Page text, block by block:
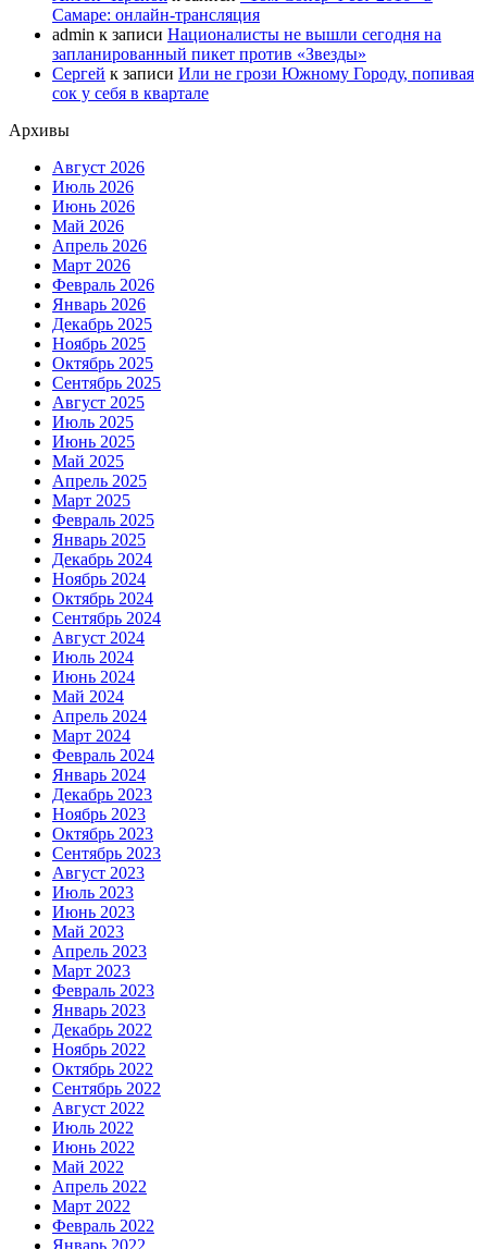
Самаре: онлайн-трансляция
admin к записи Националисты не вышли сегодня на
запланированный пикет против «Звезды»
Сергей к записи Или не грози Южному Городу, попивая
сок у себя в квартале
Архивы
Август 2026
Июль 2026
Июнь 2026
Май 2026
Апрель 2026
Март 2026
Февраль 2026
Январь 2026
Декабрь 2025
Ноябрь 2025
Октябрь 2025
Сентябрь 2025
Август 2025
Июль 2025
Июнь 2025
Май 2025
Апрель 2025
Март 2025
Февраль 2025
Январь 2025
Декабрь 2024
Ноябрь 2024
Октябрь 2024
Сентябрь 2024
Август 2024
Июль 2024
Июнь 2024
Май 2024
Апрель 2024
Март 2024
Февраль 2024
Январь 2024
Декабрь 2023
Ноябрь 2023
Октябрь 2023
Сентябрь 2023
Август 2023
Июль 2023
Июнь 2023
Май 2023
Апрель 2023
Март 2023
Февраль 2023
Январь 2023
Декабрь 2022
Ноябрь 2022
Октябрь 2022
Сентябрь 2022
Август 2022
Июль 2022
Июнь 2022
Май 2022
Апрель 2022
Март 2022
Февраль 2022
Январь 2022